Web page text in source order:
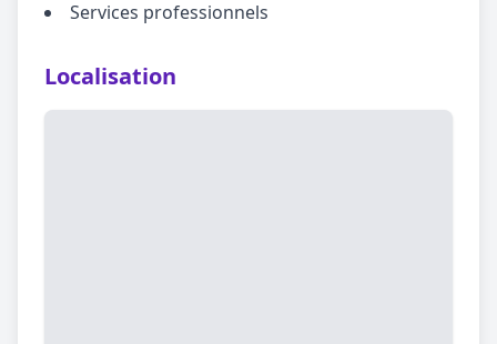
Services professionnels
Localisation